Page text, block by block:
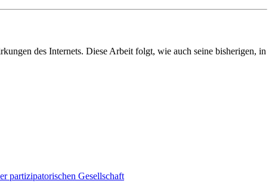
des Internets. Diese Arbeit folgt, wie auch seine bisherigen, in
partizipatorischen Gesellschaft